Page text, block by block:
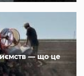
— що це